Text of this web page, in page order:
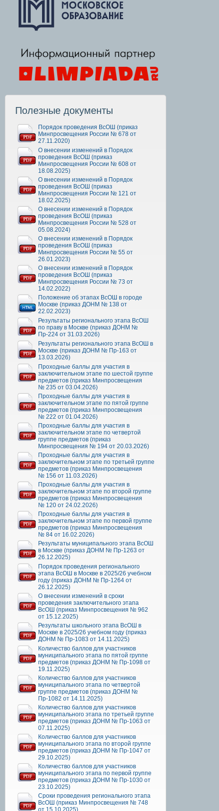
Полезные документы
Порядок проведения ВсОШ (приказ
Минпросвещения России № 678 от
27.11.2020)
О внесении изменений в Порядок
проведения ВсОШ (приказ
Минпросвещения России № 608 от
18.08.2025)
О внесении изменений в Порядок
проведения ВсОШ (приказ
Минпросвещения России № 121 от
18.02.2025)
О внесении изменений в Порядок
проведения ВсОШ (приказ
Минпросвещения России № 528 от
05.08.2024)
О внесении изменений в Порядок
проведения ВсОШ (приказ
Минпросвещения России № 55 от
26.01.2023)
О внесении изменений в Порядок
проведения ВсОШ (приказ
Минпросвещения России № 73 от
14.02.2022)
Положение об этапах ВсОШ в городе
Москве (приказ ДОНМ № 138 от
22.02.2023)
Результаты регионального этапа ВсОШ
по праву в Москве (приказ ДОНМ №
Пр-224 от 31.03.2026)
Результаты регионального этапа ВсОШ в
Москве (приказ ДОНМ № Пр-163 от
13.03.2026)
Проходные баллы для участия в
заключительном этапе по шестой группе
предметов (приказ Минпросвещения
№ 235 от 03.04.2026)
Проходные баллы для участия в
заключительном этапе по пятой группе
предметов (приказ Минпросвещения
№ 222 от 01.04.2026)
Проходные баллы для участия в
заключительном этапе по четвертой
группе предметов (приказ
Минпросвещения № 194 от 20.03.2026)
Проходные баллы для участия в
заключительном этапе по третьей группе
предметов (приказ Минпросвещения
№ 156 от 11.03.2026)
Проходные баллы для участия в
заключительном этапе по второй группе
предметов (приказ Минпросвещения
№ 120 от 24.02.2026)
Проходные баллы для участия в
заключительном этапе по первой группе
предметов (приказ Минпросвещения
№ 84 от 16.02.2026)
Результаты муниципального этапа ВсОШ
в Москве (приказ ДОНМ № Пр-1263 от
26.12.2025)
Порядок проведения регионального
этапа ВсОШ в Москве в 2025/26 учебном
году (приказ ДОНМ № Пр-1264 от
26.12.2025)
О внесении изменений в сроки
проведения заключительного этапа
ВсОШ (приказ Минпросвещения № 962
от 15.12.2025)
Результаты школьного этапа ВсОШ в
Москве в 2025/26 учебном году (приказ
ДОНМ № Пр-1083 от 14.11.2025)
Количество баллов для участников
муниципального этапа по пятой группе
предметов (приказ ДОНМ № Пр-1098 от
19.11.2025)
Количество баллов для участников
муниципального этапа по четвертой
группе предметов (приказ ДОНМ №
Пр-1082 от 14.11.2025)
Количество баллов для участников
муниципального этапа по третьей группе
предметов (приказ ДОНМ № Пр-1063 от
07.11.2025)
Количество баллов для участников
муниципального этапа по второй группе
предметов (приказ ДОНМ № Пр-1047 от
29.10.2025)
Количество баллов для участников
муниципального этапа по первой группе
предметов (приказ ДОНМ № Пр-1030 от
23.10.2025)
Сроки проведения регионального этапа
ВсОШ (приказ Минпросвещения № 748
от 15.10.2025)